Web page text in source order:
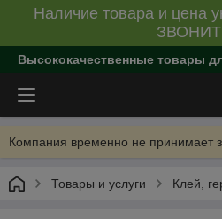
Наличие товара и цена
Высококачественные товары
Компания временно не принимает
Товары и услуги Клей,